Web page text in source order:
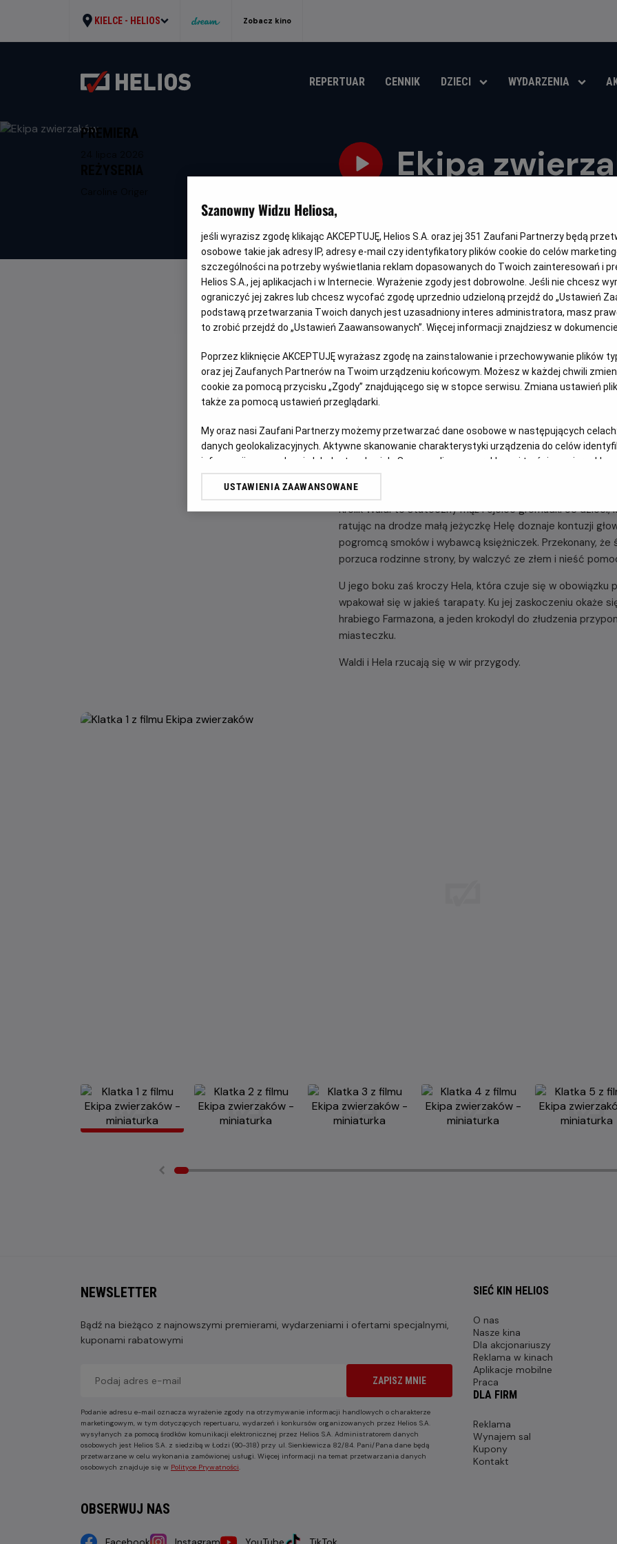
KIELCE - HELIOS Zobacz kino
REPERTUAR CENNIK DZIECI WYDARZENIA
Ekipa
produkcji
Belgia,
PREMIERA
DUBBING FAMILIJNY
DZISIAJ,
6
SIERPNIA
2026
10:20
2D, dubbing
13:50
OPIS FILMU
Królik Waldi to stateczny mąż i ojciec gromadki 53
ratując na drodze małą jeżyczkę Helę doznaje kontuzji
pogromcą smoków i wybawcą księżniczek. Przekonany,
porzuca rodzinne strony, by walczyć ze złem i nieść
U jego boku zaś kroczy Hela, która czuje się w obowiązku
wpakował się w jakieś tarapaty. Ku jej zaskoczeniu
hrabiego Farmazona, a jeden krokodyl do złudzenia
miasteczku.
Waldi i Hela rzucają się w wir przygody.
NEWSLETTER
Bądź na bieżąco z najnowszymi premierami, wydarzeniami i ofertami specjalnymi,
kuponami rabatowymi
ZAPISZ MNIE
Podanie adresu e-mail oznacza wyrażenie zgody na otrzymywanie informacji handlowych o charakterze
marketingowym, w tym dotyczących repertuaru, wydarzeń i konkursów organizowanych przez Helios S.A.
wysyłanych za pomocą środków komunikacji elektronicznej przez Helios S.A. Administratorem danych
osobowych jest Helios S.A. z siedzibą w Łodzi (90-318) przy ul. Sienkiewicza 82/84. Pani/Pana dane będą
przetwarzane w celu wykonania zamówionej usługi. Więcej informacji na temat przetwarzania danych
osobowych znajduje się w Polityce Prywatności.
OBSERWUJ NAS
SIEĆ KIN HELIOS
O nas
Nasze kina
Dla akcjonariuszy
Reklama w kinach
Aplikacje mobilne
Praca
DLA FIRM
Reklama
Wynajem sal
Kupony
Kontakt
Szanowny Widzu Heliosa,
jeśli wyrazisz zgodę klikając AKCEPTUJĘ, Helios S.A. oraz jej 351 Zaufani Partnerzy będą
osobowe takie jak adresy IP, adresy e-mail czy identyfikatory plików cookie do celów
szczególności na potrzeby wyświetlania reklam dopasowanych do Twoich zainteresowań i
Helios S.A., jej aplikacjach i w Internecie. Wyrażenie zgody jest dobrowolne. Jeśli nie chcesz
ograniczyć jej zakres lub chcesz wycofać zgodę uprzednio udzieloną przejdź do „Ustawień
podstawą przetwarzania Twoich danych jest uzasadniony interes administratora, masz
to zrobić przejdź do „Ustawień Zaawansowanych”. Więcej informacji znajdziesz w dokumencie
Poprzez kliknięcie AKCEPTUJĘ wyrażasz zgodę na zainstalowanie i przechowywanie plików
oraz jej Zaufanych Partnerów na Twoim urządzeniu końcowym. Możesz w każdej chwili
cookie za pomocą przycisku „Zgody” znajdującego się w stopce serwisu. Zmiana ustawień
także za pomocą ustawień przeglądarki.
My oraz nasi Zaufani Partnerzy możemy przetwarzać dane osobowe w następujących celach:
danych geolokalizacyjnych. Aktywne skanowanie charakterystyki urządzenia do celów
informacji na urządzeniu lub dostęp do nich. Spersonalizowane reklamy i treści, pomiar reklam
odbiorców i ulepszanie usług.
USTAWIENIA ZAAWANSOWANE